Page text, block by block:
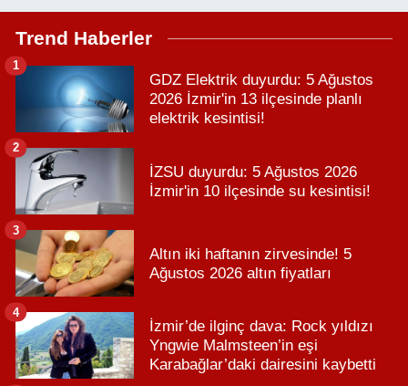
Trend Haberler
GDZ Elektrik duyurdu: 5 Ağustos
2026 İzmir'in 13 ilçesinde planlı
elektrik kesintisi!
1
İZSU duyurdu: 5 Ağustos 2026
İzmir'in 10 ilçesinde su kesintisi!
2
Altın iki haftanın zirvesinde! 5
Ağustos 2026 altın fiyatları
3
İzmir’de ilginç dava: Rock yıldızı
Yngwie Malmsteen’in eşi
Karabağlar’daki dairesini kaybetti
4